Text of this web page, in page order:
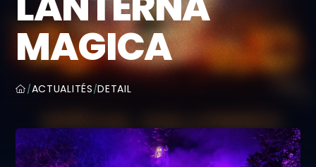
MAGICA
/ACTUALITÉS/DETAIL